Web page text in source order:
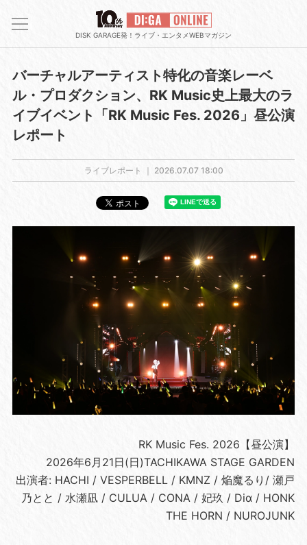
DISK GARAGE発！ライブ・エンタメWEBマガジン
バーチャルアーティスト特化の音楽レーベ
ル・プロダクション、RK Music史上最大のラ
イブイベント「RK Music Fes. 2026」昼公演
レポート
ライブレポート ｜ 2026.07.07 18:00
RK Music Fes. 2026【昼公演】
2026年6月21日(日)TACHIKAWA STAGE GARDEN
出演者: HACHI / VESPERBELL / KMNZ / 焔魔るり/ 瀬戸
乃とと / 水瀬凪 / CULUA / CONA / 妃玖 / Diα / HONK
THE HORN / NUROJUNK